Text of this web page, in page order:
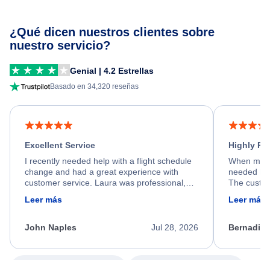
¿Qué dicen nuestros clientes sobre
nuestro servicio?
Genial | 4.2 Estrellas
Basado en 34,320 reseñas
Excellent Service
I recently needed help with a flight schedule
change and had a great experience with
customer service. Laura was professional,
friendly, and very helpful throughout the
process. She quickly found a solution and
appreciate her excellent service.
Leer más
Jul 28, 2026
John Naples
Highly
When my
needed
The
calm,
my issue.
Leer más